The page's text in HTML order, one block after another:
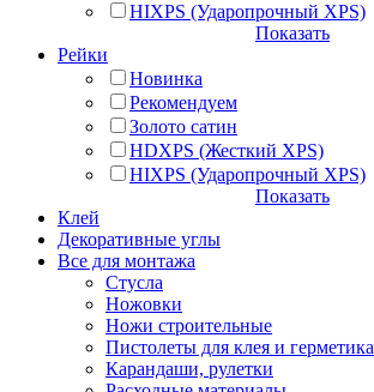
HIXPS (Ударопрочный XPS)
Показать
Рейки
Новинка
Рекомендуем
Золото сатин
HDXPS (Жесткий XPS)
HIXPS (Ударопрочный XPS)
Показать
Клей
Декоративные углы
Все для монтажа
Стусла
Ножовки
Ножи строительные
Пистолеты для клея и герметика
Карандаши, рулетки